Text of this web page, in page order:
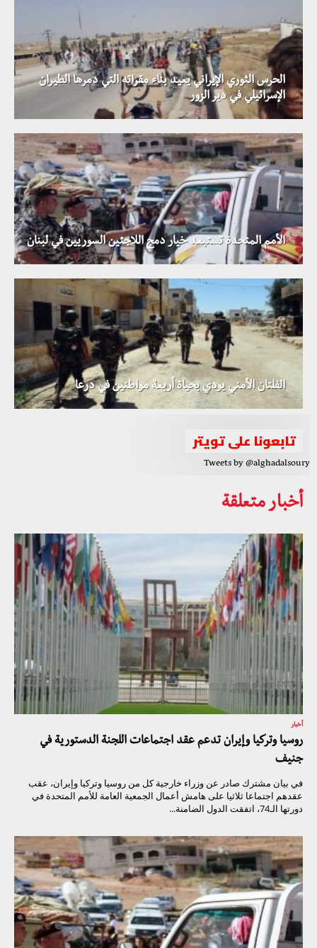
الحرس الثوري الإيراني يعيد بناء مقراته التي دمرها الطيران
الإسرائيلي في دير الزور
الأمم المتحدة تستبعد خيار دمج اللاجئين السوريين في لبنان
الفلتان الأمني يودي بحياة أربعة مواطنين في درعا
تابعونا على تويتر
Tweets by @alghadalsoury
أخبار متعلقة
أخبار
روسيا وتركيا وإيران تدعم عقد اجتماعات اللجنة الدستورية في
جنيف
في بيان مشترك صادر عن وزراء خارجية كل من روسيا وتركيا وإيران، عقب
عقدهم اجتماعا ثلاثيا على هامش أعمال الجمعية العامة للأمم المتحدة في
دورتها الـ74، اتفقت الدول الضامنة...